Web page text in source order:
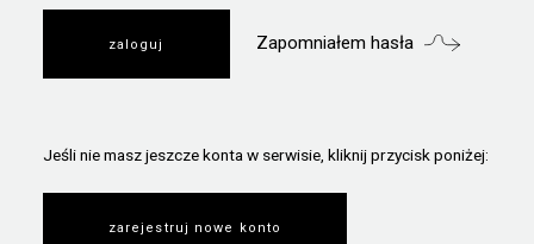
Zapomniałem hasła
Jeśli nie masz jeszcze konta w serwisie, kliknij przycisk poniżej:
zarejestruj nowe konto